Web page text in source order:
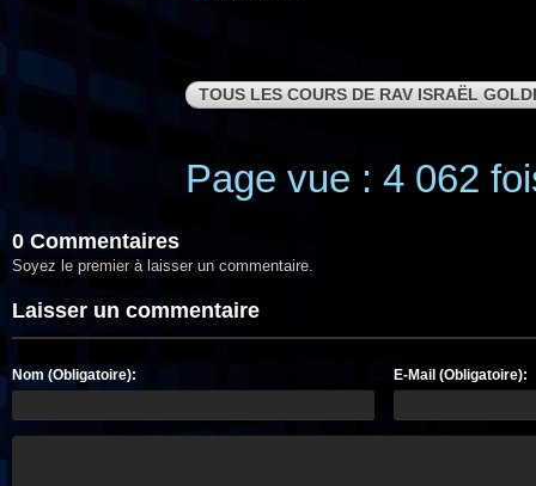
TOUS LES COURS DE RAV ISRAËL
Page vue : 4 062
0 Commentaires
Soyez le premier à laisser un commentaire.
Laisser un commentaire
Nom (Obligatoire): E-Mail (Obligatoire):